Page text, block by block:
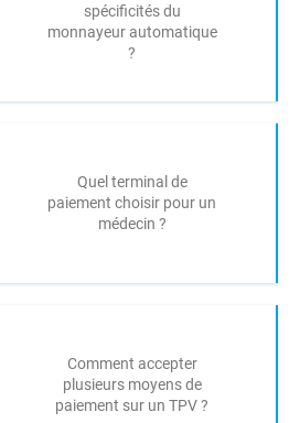
spécificités du
monnayeur automatique
?
Quel terminal de
paiement choisir pour un
médecin ?
Comment accepter
plusieurs moyens de
paiement sur un TPV ?